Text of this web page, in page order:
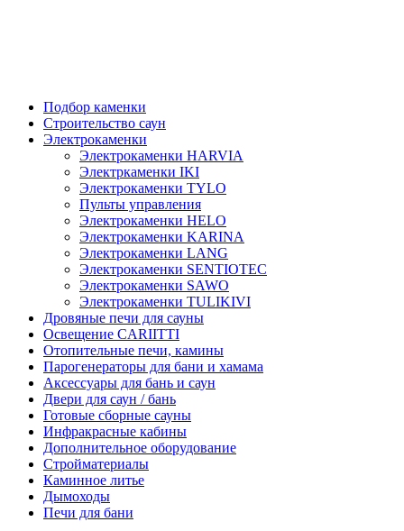
Подбор каменки
Строительство саун
Электрокаменки
Электрокаменки HARVIA
Электркаменки IKI
Электрокаменки TYLO
Пульты управления
Электрокаменки HELO
Электрокаменки KARINA
Электрокаменки LANG
Электрокаменки SENTIOTEC
Электрокаменки SAWO
Электрокаменки TULIKIVI
Дровяные печи для сауны
Освещение CARIITTI
Отопительные печи, камины
Парогенераторы для бани и хамама
Аксессуары для бань и саун
Двери для саун / бань
Готовые сборные сауны
Инфракрасные кабины
Дополнительное оборудование
Стройматериалы
Каминное литье
Дымоходы
Печи для бани